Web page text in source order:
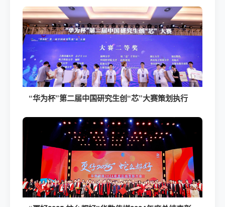
“华为杯”第二届中国研究生创“芯”大赛策划执行